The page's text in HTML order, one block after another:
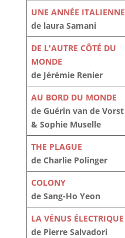
UNE ANNÉE ITALIENNE
de laura Samani
DE L'AUTRE CÔTÉ DU
MONDE
de Jérémie Renier
AU BORD DU MONDE
de Guérin van de Vorst
& Sophie Muselle
THE PLAGUE
de Charlie Polinger
COLONY
de Sang-Ho Yeon
LA VÉNUS ÉLECTRIQUE
de Pierre Salvadori